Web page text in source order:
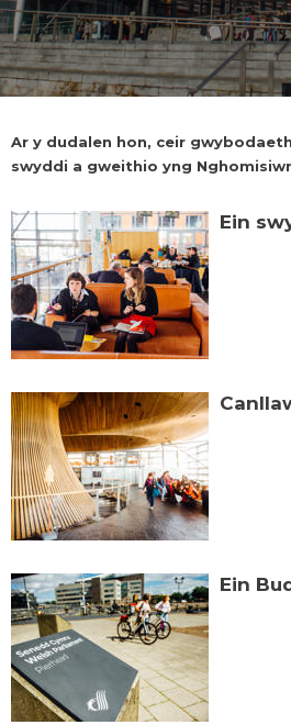
Ar y dudalen hon, ceir
swyddi a gweithio yng
Ein
Ein